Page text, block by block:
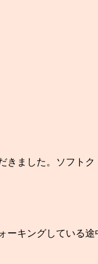
きました。ソフト
ーキングしている